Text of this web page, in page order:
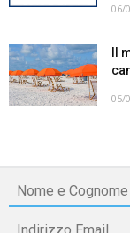
06/
Il
05/